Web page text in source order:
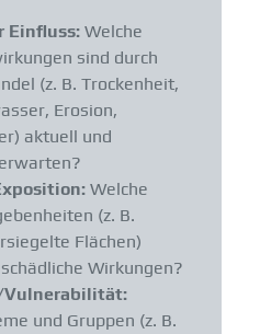
Einfluss: Welche
sind durch
(z. B. Trockenheit,
Erosion,
aktuell und
Welche
(z. B.
Flächen)
Wirkungen?
und Gruppen (z. B.